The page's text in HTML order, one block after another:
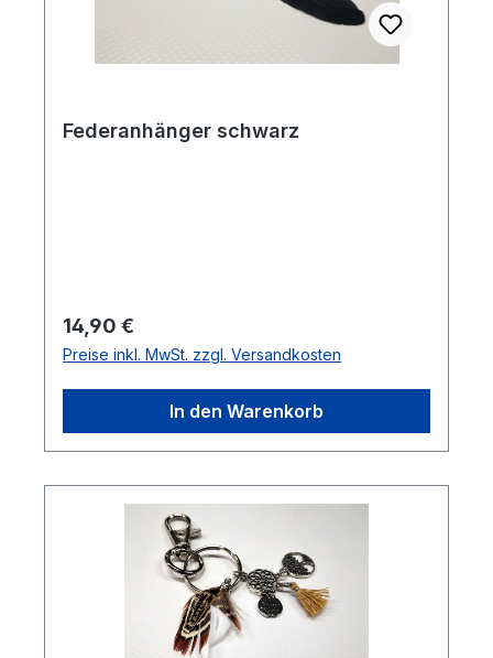
Federanhänger schwarz
Regulärer Preis:
14,90 €
Preise inkl. MwSt. zzgl. Versandkosten
In den Warenkorb